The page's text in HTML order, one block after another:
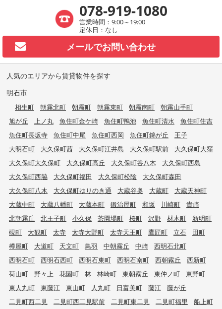
078-919-1080
営業時間：9:00～19:00
定休日：なし
メールでお問い合わせ
人気のエリアから賃貸物件を探す
明石市
相生町 朝霧北町 朝霧町 朝霧東町 朝霧南町
朝霧山手町
旭が丘
上ノ丸 魚住町金ケ崎 魚住町鴨池 魚住町清水
魚住町住吉
魚住町長坂寺
魚住町中尾 魚住町西岡 魚住町錦が丘
王子
大明石町
大久保町茜 大久保町江井島 大久保町駅前
大久保町大窪
大久保町大久保町
大久保町高丘 大久保町谷八木
大久保町西島
大久保町西脇
大久保町福田 大久保町松陰
大久保町森田
大久保町八木
大久保町ゆりのき通 大蔵谷奥 大蔵町
大蔵天神町
大蔵中町
大蔵八幡町 大蔵本町 鍛治屋町 和坂 川崎町
貴崎
北朝霧丘
北王子町 小久保 茶園場町 桜町 沢野 材木町
新明町
硯町
大観町 太寺 太寺大野町 太寺天王町 鷹匠町 立石
田町
樽屋町
大道町 天文町 鳥羽 中朝霧丘 中崎
西明石北町
西明石町
西明石西町 西明石東町 西明石南町 西朝霧丘
西新町
荷山町
野々上 花園町 林 林崎町 東朝霧丘 東仲ノ町
東野町
東人丸町
東藤江 東山町 人丸町 日富美町 藤江
藤が丘
二見町西二見
二見町西二見駅前 二見町東二見 二見町福里
船上町